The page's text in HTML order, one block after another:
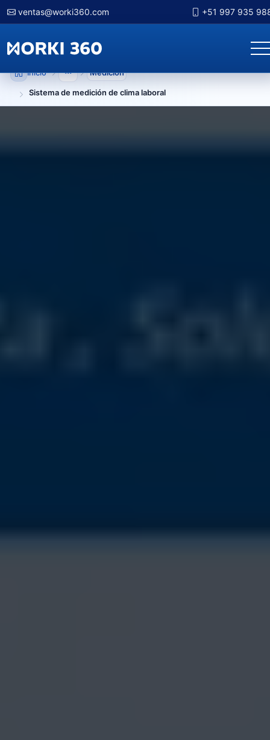
ventas@worki360.com +51 997 935
Inicio Mostrar niveles anteriores
Medicion
Sistema de medición de clima laboral